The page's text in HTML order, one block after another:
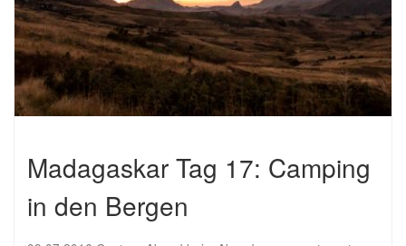
Madagaskar Tag 17: Camping
in den Bergen